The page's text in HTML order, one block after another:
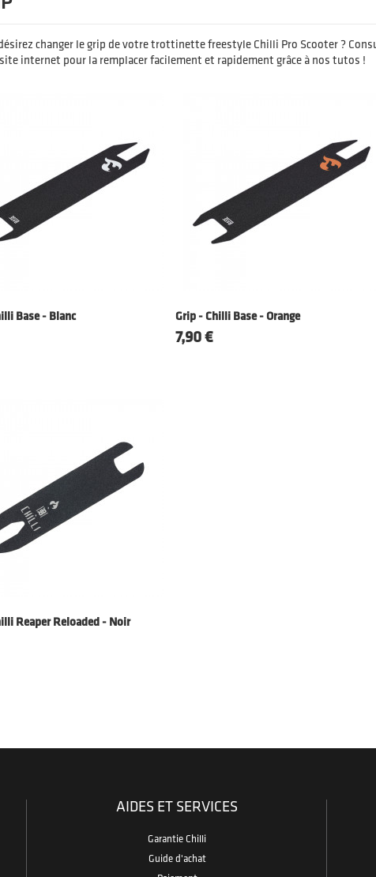
changer le grip de votre trottinette freestyle Chilli Pro Scooter ?
internet pour la remplacer facilement et rapidement grâce à nos tutos !
Base - Blanc Grip - Chilli Base - Orange
Prix
7,90 €
Reaper Reloaded - Noir
AIDES ET SERVICES
Garantie Chilli
Guide d'achat